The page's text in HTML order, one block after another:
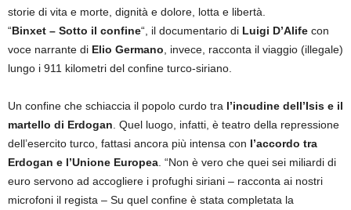
storie di vita e morte, dignità e dolore, lotta e libertà.
“Binxet – Sotto il confine“, il documentario di Luigi D’Alife con
voce narrante di Elio Germano , invece, racconta il viaggio (illegale)
lungo i 911 kilometri del confine turco-siriano.
Un confine che schiaccia il popolo curdo tra l’incudine dell’Isis e il
martello di Erdogan . Quel luogo, infatti, è teatro della repressione
dell’esercito turco, fattasi ancora più intensa con l’accordo tra
Erdogan e l’Unione Europea . “Non è vero che quei sei miliardi di
euro servono ad accogliere i profughi siriani – racconta ai nostri
microfoni il regista – Su quel confine è stata completata la